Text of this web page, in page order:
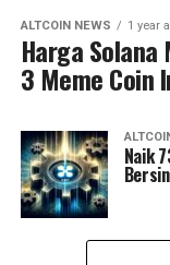
ALTCOIN NEWS 1 year
Harga
3 Meme Coin
Naik